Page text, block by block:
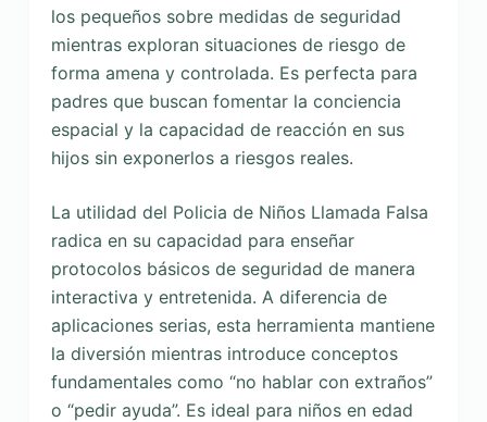
los pequeños sobre medidas de seguridad
mientras exploran situaciones de riesgo de
forma amena y controlada. Es perfecta para
padres que buscan fomentar la conciencia
espacial y la capacidad de reacción en sus
hijos sin exponerlos a riesgos reales.
La utilidad del Policia de Niños Llamada Falsa
radica en su capacidad para enseñar
protocolos básicos de seguridad de manera
interactiva y entretenida. A diferencia de
aplicaciones serias, esta herramienta mantiene
la diversión mientras introduce conceptos
fundamentales como “no hablar con extraños”
o “pedir ayuda”. Es ideal para niños en edad